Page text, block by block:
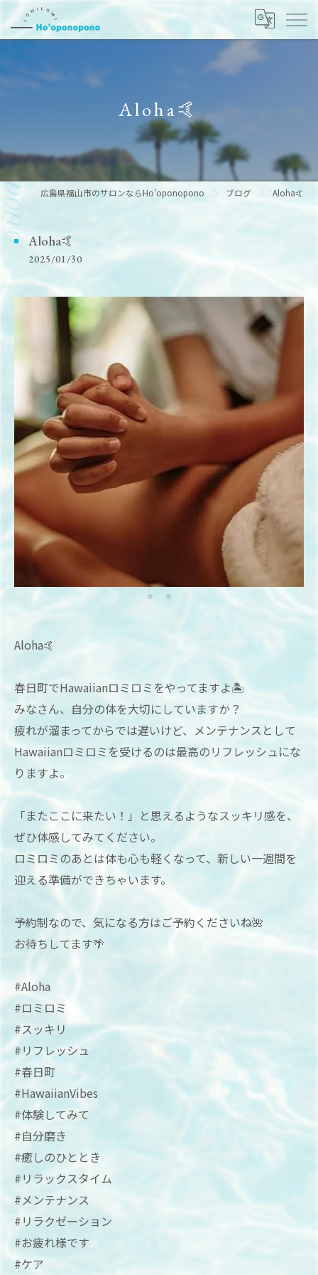
Aloha🤙
広島県福山市のサロンならHo’oponopono ブログ Aloha🤙
Aloha🤙
2025/01/30
Aloha🤙
春日町でHawaiianロミロミをやってますよ🏝
みなさん、自分の体を大切にしていますか？
疲れが溜まってからでは遅いけど、メンテナンスとして
Hawaiianロミロミを受けるのは最高のリフレッシュにな
りますよ。
「またここに来たい！」と思えるようなスッキリ感を、
ぜひ体感してみてください。
ロミロミのあとは体も心も軽くなって、新しい一週間を
迎える準備ができちゃいます。
予約制なので、気になる方はご予約くださいね🌺
お待ちしてます🌴
#Aloha
#ロミロミ
#スッキリ
#リフレッシュ
#春日町
#HawaiianVibes
#体験してみて
#自分磨き
#癒しのひととき
#リラックスタイム
#メンテナンス
#リラクゼーション
#お疲れ様です
#ケア